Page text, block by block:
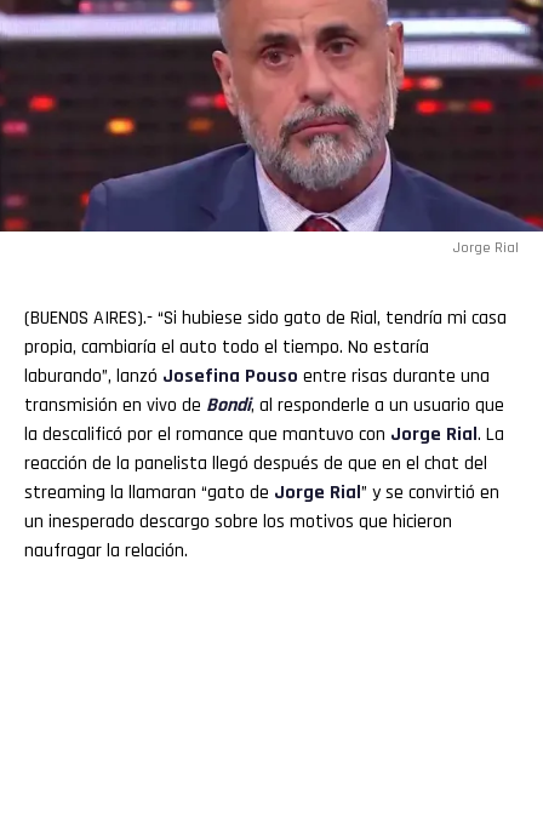
Jorge Rial
(BUENOS AIRES).- “Si hubiese sido gato de Rial, tendría mi casa
propia, cambiaría el auto todo el tiempo. No estaría
laburando”, lanzó Josefina Pouso entre risas durante una
transmisión en vivo de Bondi, al responderle a un usuario que
la descalificó por el romance que mantuvo con Jorge Rial. La
reacción de la panelista llegó después de que en el chat del
streaming la llamaran “gato de Jorge Rial” y se convirtió en
un inesperado descargo sobre los motivos que hicieron
naufragar la relación.